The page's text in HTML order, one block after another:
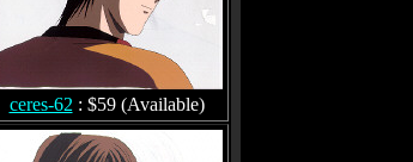
ceres-62 : $59 (Available)